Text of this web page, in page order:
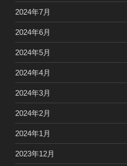
2024年7月
2024年6月
2024年5月
2024年4月
2024年3月
2024年2月
2024年1月
2023年12月